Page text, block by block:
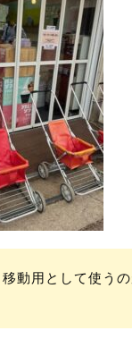
動用として使う